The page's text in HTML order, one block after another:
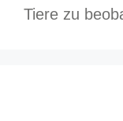
Tiere zu